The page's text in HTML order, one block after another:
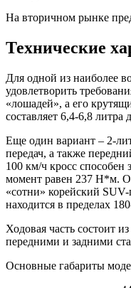
На вторичном рынке
Технические
Для одной из наиболее
удовлетворить
«лошадей», а его
составляет 6,4-6,8 литра
Еще один вариант – 2-
передач, а также
100 км/ч кросс способен
момент равен 237 Н*м.
«сотни» корейский SUV-
находится в пределах
Ходовая часть состоит
передними и задними
Основные габариты